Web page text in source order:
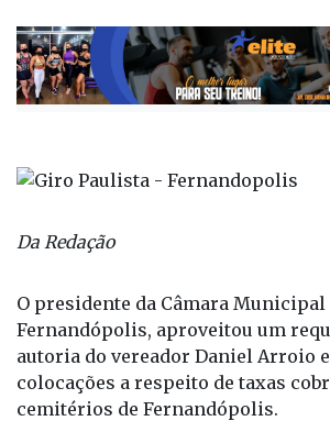
Da Redação
O presidente da Câmara Municipal
Fernandópolis, aproveitou um
autoria do vereador Daniel Arroio
colocações a respeito de taxas
cemitérios de Fernandópolis.